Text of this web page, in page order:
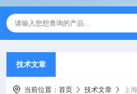
技术文章
当前位置：首页 技术文章 上海腾